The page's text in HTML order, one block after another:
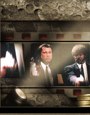
Hyppää pääsisältöön